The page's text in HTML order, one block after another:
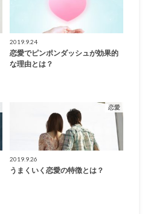
2019.9.24
恋愛でピンポンダッシュが効果的
な理由とは？
恋愛
2019.9.26
うまくいく恋愛の特徴とは？